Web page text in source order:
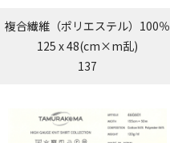
複合繊維（ポリエステル）100％
125 x 48(cm×m乱)
137